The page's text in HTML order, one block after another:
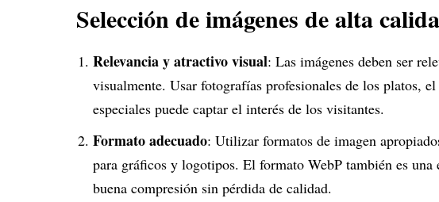
Selección de imágenes de alta
Relevancia y atractivo visual: Las imágenes deben ser
visualmente. Usar fotografías profesionales de los platos,
especiales puede captar el interés de los visitantes.
Formato adecuado: Utilizar formatos de imagen
para gráficos y logotipos. El formato WebP también es una
buena compresión sin pérdida de calidad.